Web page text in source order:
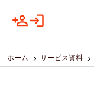
ホーム サービス資料